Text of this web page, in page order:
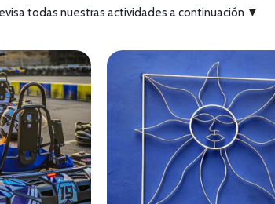
todas nuestras actividades a continuación ▼